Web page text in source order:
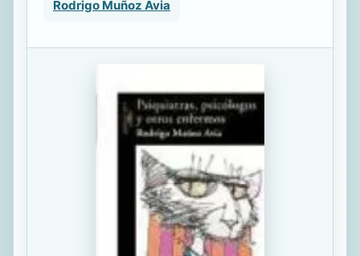
Rodrigo Muñoz Avia